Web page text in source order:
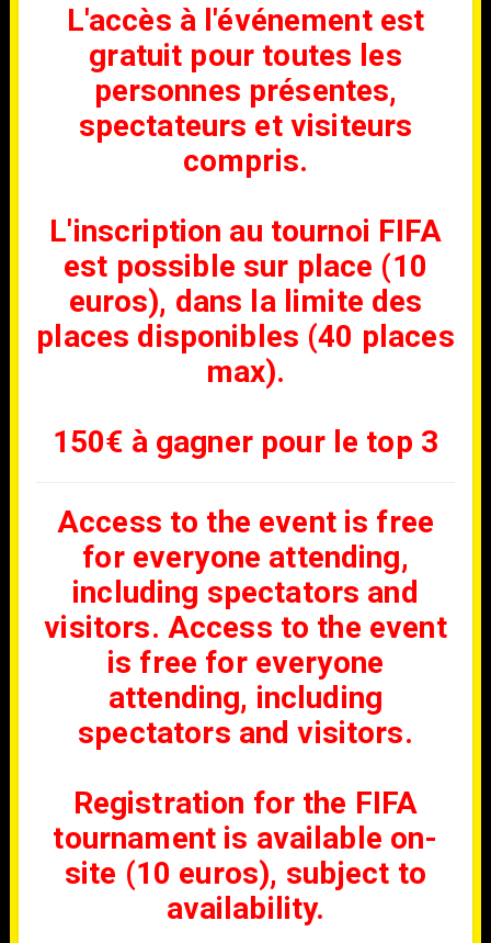
L'accès à l'événement est
gratuit pour toutes les
personnes présentes,
spectateurs et visiteurs
compris.
L'inscription au tournoi FIFA
est possible sur place (10
euros), dans la limite des
places disponibles (40 places
max).
150€ à gagner pour le top 3
Access to the event is free
for everyone attending,
including spectators and
visitors. Access to the event
is free for everyone
attending, including
spectators and visitors.
Registration for the FIFA
tournament is available on-
site (10 euros), subject to
availability.